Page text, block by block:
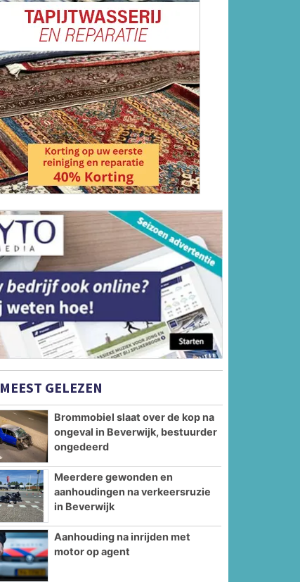
MEEST GELEZEN
Brommobiel slaat over de kop na
ongeval in Beverwijk, bestuurder
ongedeerd
Meerdere gewonden en
aanhoudingen na verkeersruzie
in Beverwijk
Aanhouding na inrijden met
motor op agent